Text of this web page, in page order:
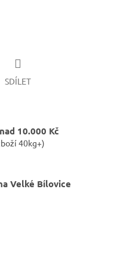
SDÍLET
10.000 Kč
40kg+)
Velké Bílovice